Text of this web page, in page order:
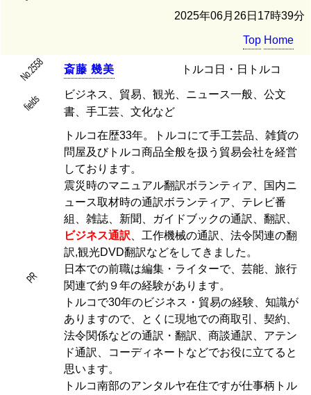
2025年06月26日17時39分
Top Home
No.2558 斎藤 幾美 トルコ日・日トルコ
fields
ビジネス、貿易、観光、ニュース一般、公文
書、手工芸、文化など
PR
トルコ在歴33年。トルコにて手工芸品、雑貨の
問屋及びトルコ商品全般を扱う貿易会社を経営
しております。
震災時のマニュアル翻訳ボランティア、国内ニ
ュース取材時の通訳ボランティア、テレビ番
組、雑誌、新聞、ガイドブックの通訳、翻訳、
ビジネス通訳 、工作機械の通訳、法令関連の翻
訳,観光DVD翻訳などをしてきました。
日本での前職は編集・ライターで、芸能、旅行
関連で約９年の経験があります。
トルコで30年のビジネス・貿易の経験、知識が
ありますので、とくに現地での商取引、契約、
法令関係などの通訳・翻訳、商談通訳、アテン
ド通訳、コーディネートなどでお役に立てると
思います。
トルコ南部のアンタルヤ在住ですが仕事柄トル